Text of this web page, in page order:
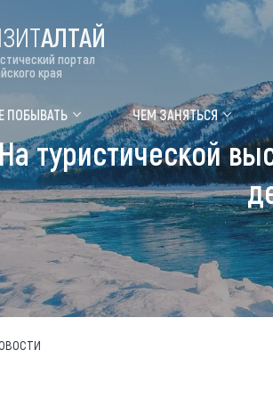
ALTAI
Где
Топ
АЛТАЙ
портал
края
ПОБЫВАТЬ ЧЕМ ЗАНЯТЬСЯ
туристической